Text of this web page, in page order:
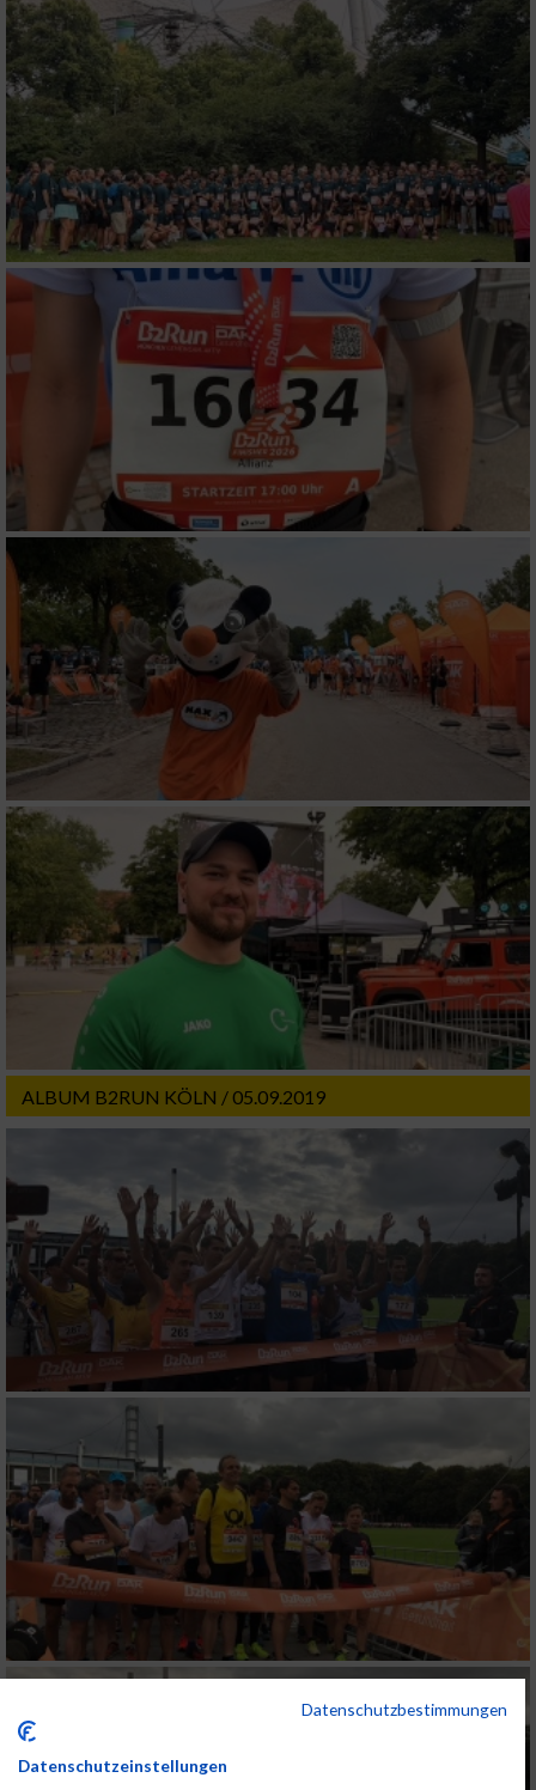
ALBUM B2RUN KÖLN / 05.09.2019
Datenschutzbestimmungen
Datenschutzeinstellungen